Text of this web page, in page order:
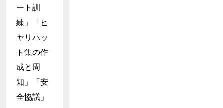
ート訓
練」「ヒ
ヤリハッ
ト集の作
成と周
知」「安
全協議」